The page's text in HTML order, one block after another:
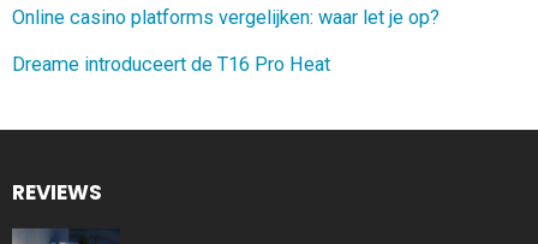
Online casino platforms vergelijken: waar let je op?
Dreame introduceert de T16 Pro Heat
REVIEWS